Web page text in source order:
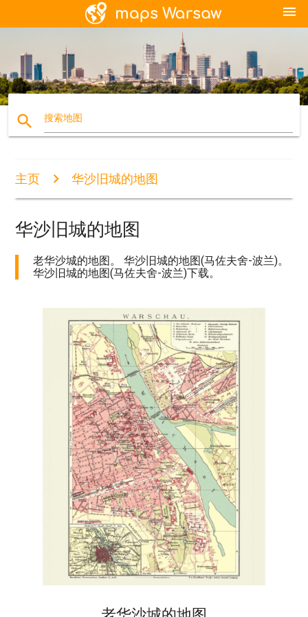
menu
search 搜索地图
主页 华沙旧城的地图
华沙旧城的地图
老华沙城的地图。 华沙旧城的地图(马佐夫舍-波兰)。
华沙旧城的地图(马佐夫舍-波兰)下载。